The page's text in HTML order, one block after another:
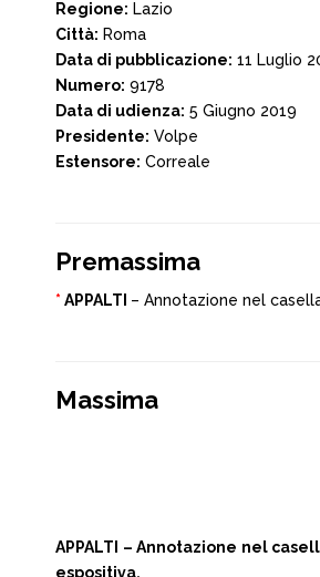
Regione: Lazio
Città: Roma
Data di pubblicazione: 11 Luglio
Numero: 9178
Data di udienza: 5 Giugno 2019
Presidente: Volpe
Estensore: Correale
Premassima
* APPALTI – Annotazione nel
Massima
APPALTI – Annotazione nel
espositiva.